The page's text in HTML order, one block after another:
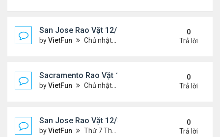
San Jose Rao Vặt 12/10/21- 12/17/21
byVietFun Chủ nhật Tháng 12 12, 2021 12:58 pm
0
Trả lời
Sacramento Rao Vặt 12/10/21- 12/17/21
byVietFun Chủ nhật Tháng 12 12, 2021 12:54 pm
0
Trả lời
San Jose Rao Vặt 12/3/21- 12/10/21
byVietFun Thứ 7 Tháng 12 04, 2021 7:42 pm
0
Trả lời